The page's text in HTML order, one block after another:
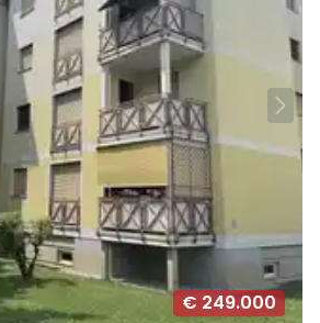
€ 249.000